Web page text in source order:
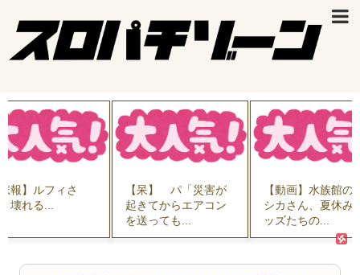
】 パ「災害が
てからエアコン
【動画】水族館のア
シカさん、夏休みキ
ッズたちの...
【動画】R2-D2の
叫からしか得られ
い栄養...